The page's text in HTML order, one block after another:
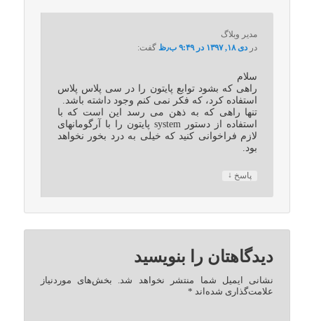
مدیر وبلاگ
در دی ۱۸, ۱۳۹۷ در ۹:۴۹ ب٫ظ گفت:
سلام
راهی که بشود توابع پایتون را در سی پلاس پلاس
استفاده کرد، که فکر نمی کنم وجود داشته باشد.
تنها راهی که به ذهن می رسد این است که با
استفاده از دستور system پایتون را با آرگومانهای
لازم فراخوانی کنید که خیلی به درد بخور نخواهد
بود.
پاسخ ↓
دیدگاهتان را بنویسید
نشانی ایمیل شما منتشر نخواهد شد.
بخش‌های موردنیاز
علامت‌گذاری شده‌اند *